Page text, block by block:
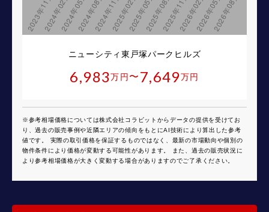
ニューシティ東戸塚パークヒルズ
6,983万円 〜 7,649万円
※参考相場価格については株式会社コラビットからデータの提供を受けてお
り、過去の販売事例や近隣エリアの傾向をもとにAI技術により算出した参考
値です。 実際の取引価格を保証するものではなく、最新の市場動向や個別の
物件条件により価格が変動する可能性があります。 また、過去の販売状況に
より参考相場価格が大きく変動する場合がありますのでご了承ください。